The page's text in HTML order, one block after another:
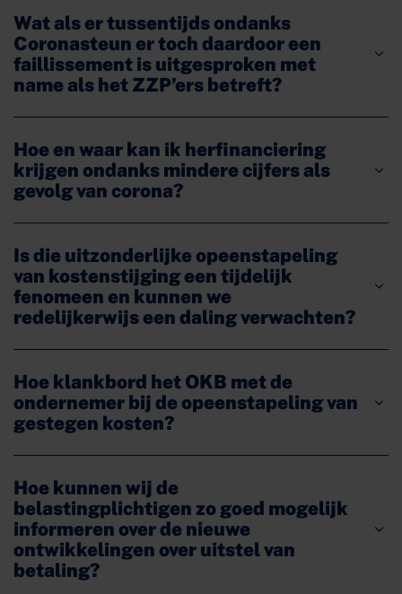
Wat als er tussentijds ondanks
Coronasteun er toch daardoor een
faillissement is uitgesproken met
name als het ZZP’ers betreft?
Hoe en waar kan ik herfinanciering
krijgen ondanks mindere cijfers als
gevolg van corona?
Is die uitzonderlijke opeenstapeling
van kostenstijging een tijdelijk
fenomeen en kunnen we
redelijkerwijs een daling verwachten?
Hoe klankbord het OKB met de
ondernemer bij de opeenstapeling van
gestegen kosten?
Hoe kunnen wij de
belastingplichtigen zo goed mogelijk
informeren over de nieuwe
ontwikkelingen over uitstel van
betaling?